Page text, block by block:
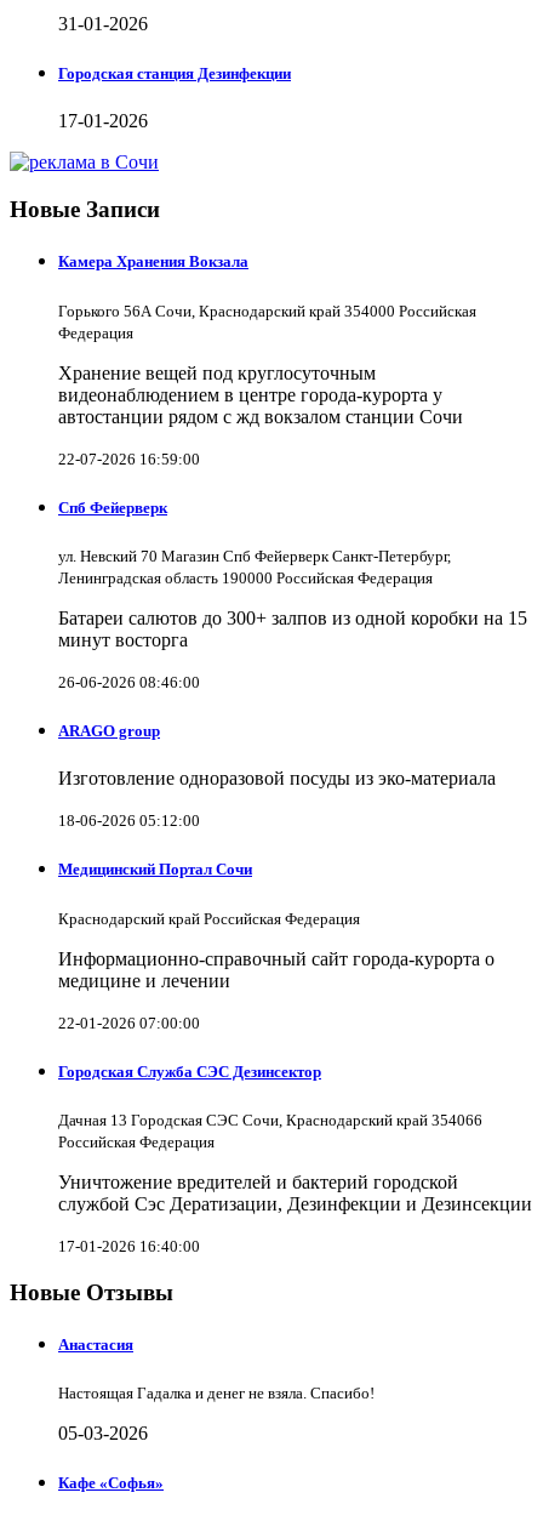
31-01-2026
Городская станция Дезинфекции
17-01-2026
Новые Записи
Камера Хранения Вокзала
Горького 56А Сочи, Краснодарский край 354000 Российская
Федерация
Хранение вещей под круглосуточным
видеонаблюдением в центре города-курорта у
автостанции рядом с жд вокзалом станции Сочи
22-07-2026 16:59:00
Спб Фейерверк
ул. Невский 70 Магазин Спб Фейерверк Санкт-Петербург,
Ленинградская область 190000 Российская Федерация
Батареи салютов до 300+ залпов из одной коробки на 15
минут восторга
26-06-2026 08:46:00
ARAGO group
Изготовление одноразовой посуды из эко-материала
18-06-2026 05:12:00
Медицинский Портал Сочи
Краснодарский край Российская Федерация
Информационно-справочный сайт города-курорта о
медицине и лечении
22-01-2026 07:00:00
Городская Служба СЭС Дезинсектор
Дачная 13 Городская СЭС Сочи, Краснодарский край 354066
Российская Федерация
Уничтожение вредителей и бактерий городской
службой Сэс Дератизации, Дезинфекции и Дезинсекции
17-01-2026 16:40:00
Новые Отзывы
Анастасия
Настоящая Гадалка и денег не взяла. Спасибо!
05-03-2026
Кафе «Софья»